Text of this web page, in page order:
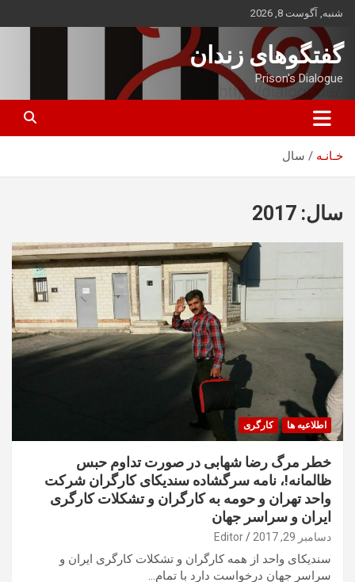
بروید
شنبه, آگوست 8, 2026
گفتگوهای زندان
Prison's Dialogue
خـانـه سال
سال: 2017
اطلاعیه ها کارگری
خطر مرگ رضا شهابی در صورت تداوم حبس
ظالمانه!، نامه سرگشاده سندیکای کارگران شرکت
واحد تهران و حومه به کارگران و تشکلات کارگری
ایران و سراسر جهان
دسامبر 29, 2017 Editor
سندیکای واحد از همه کارگران و تشکلات کارگری ایران و
سراسر جهان درخواست دارد با تمام…